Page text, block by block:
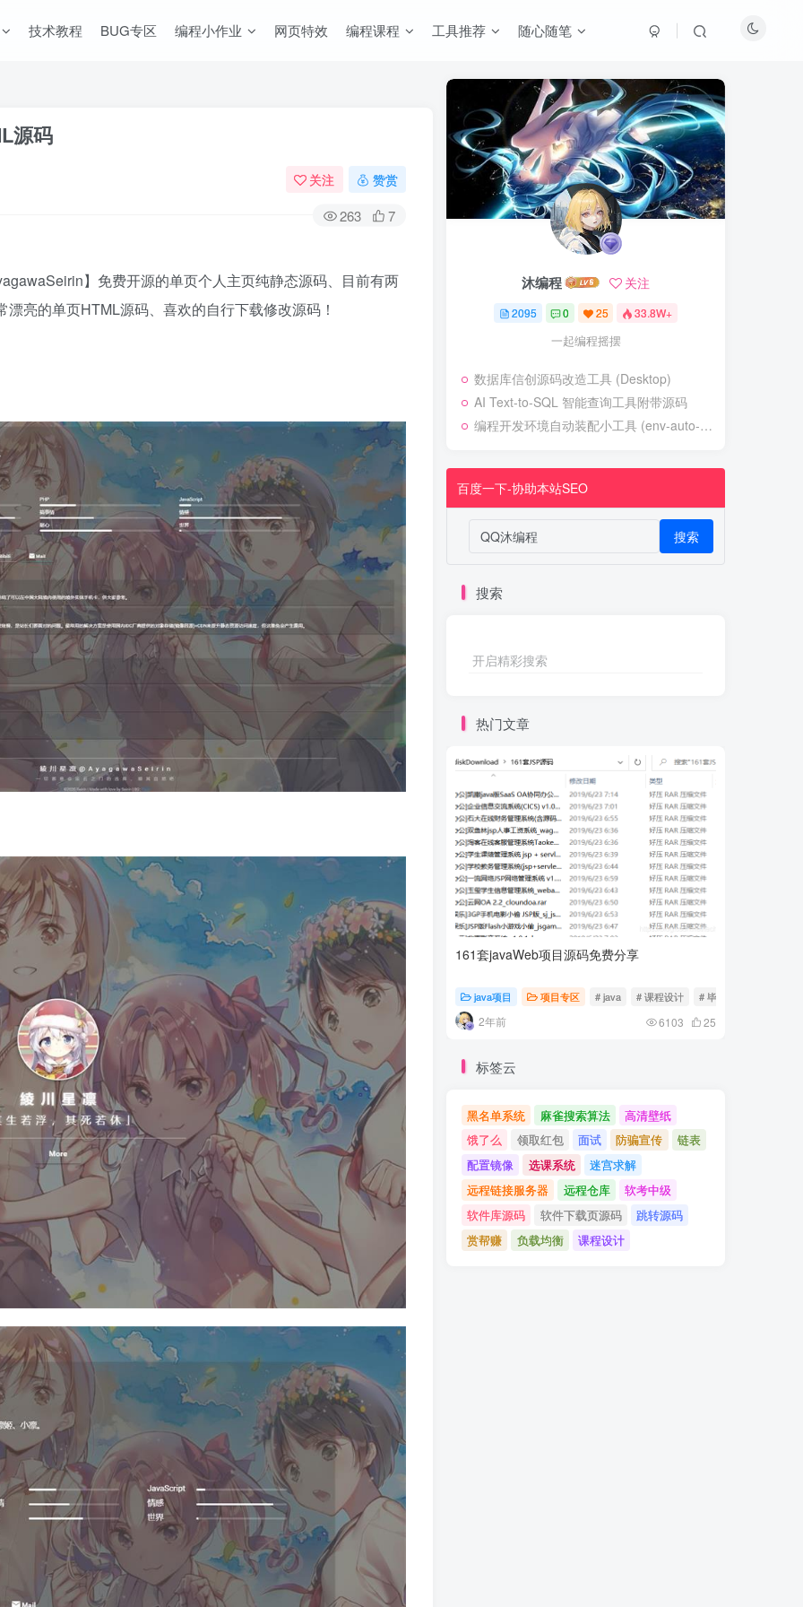
技术教程 BUG专区 编程小作业 网页特效 编程课程 工具推荐 随心随笔
源码
关注 赞赏
263 7
】免费开源的单页个人主页纯静态源码、目前有两
亮的单页HTML源码、喜欢的自行下载修改源码！
沐编程 关注
2095 0 25 33.8W+
一起编程摇摆
数据库信创源码改造工具 (Desktop)
AI Text-to-SQL 智能查询工具附带源码
编程开发环境自动装配小工具 (env-auto-setup)
百度一下-协助本站SEO
搜索
搜索
开启精彩搜索
热门文章
161套javaWeb项目源码免费分享
java项目 项目专区 # java # 课程设计 # 毕业设计
2年前 6103 25
标签云
黑名单系统 麻雀搜索算法
高清壁纸
饿了么
领取红包 面试 防骗宣传
链表
配置镜像
选课系统
迷宫求解
远程链接服务器
远程仓库
软考中级
软件库源码
软件下载页源码
跳转源码
赏帮赚
负载均衡 课程设计